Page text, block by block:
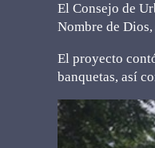
El Consejo de
Nombre de
El proyecto
banquetas, así